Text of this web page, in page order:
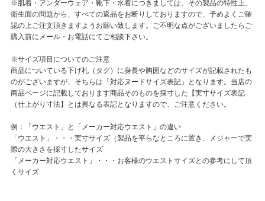
※肌着・アンダーウェア・靴下・水着につきましては、その製品の特性上、
衛生面の問題から、すべての返品をお断りしておりますので、予めよくご確
認の上ご注文頂きますようお願い致します。ご不明な点がございましたらご
購入前にメール・お電話にてご相談下さい。
※サイズ項目についてのご注意
商品についている下げ札（タグ）に身長や胸囲などのサイズが記載されたも
のがございますが、そちらは「対応ヌードサイズ表記」となります。当店の
商品ページに記載しております商品そのものを採寸した【実寸サイズ表記
（仕上がり寸法】とは異なる表記となりますので、ご注意ください。
例：「ウエスト」と「メーカー対応ウエスト」の違い
「ウエスト」・・・実寸サイズ（製品を平らなところに置き、メジャーで実
際の大きさを採寸したサイズ
「メーカー対応ウエスト」・・・お客様のウエストサイズとの参考にして頂
くサイズ